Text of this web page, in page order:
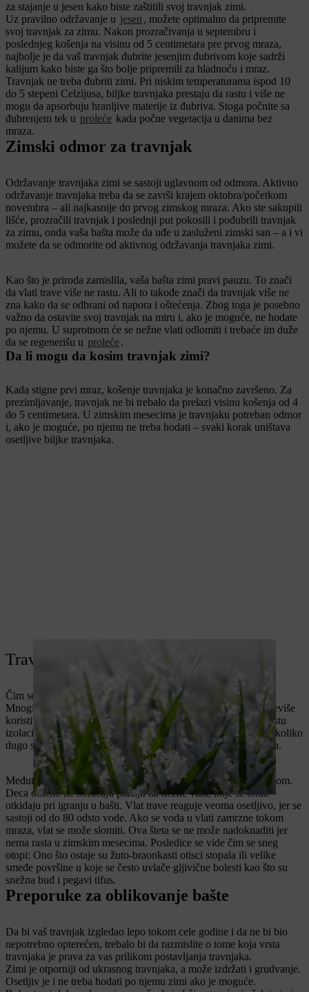
za stajanje u jesen kako biste zaštitili svoj travnjak zimi.
Uz pravilno održavanje u jesen , možete optimalno da pripremite
svoj travnjak za zimu. Nakon prozračivanja u septembru i
poslednjeg košenja na visinu od 5 centimetara pre prvog mraza,
najbolje je da vaš travnjak đubrite jesenjim đubrivom koje sadrži
kalijum kako biste ga što bolje pripremili za hladnoću i mraz.
Travnjak ne treba đubriti zimi. Pri niskim temperaturama ispod 10
do 5 stepeni Celzijusa, biljke travnjaka prestaju da rastu i više ne
mogu da apsorbuju hranljive materije iz đubriva. Stoga počnite sa
đubrenjem tek u proleće kada počne vegetacija u danima bez
mraza.
Zimski odmor za travnjak
Održavanje travnjaka zimi se sastoji uglavnom od odmora. Aktivno
održavanje travnjaka treba da se završi krajem oktobra/početkom
novembra – ali najkasnije do prvog zimskog mraza. Ako ste sakupili
lišće, prozračili travnjak i poslednji put pokosili i pođubrili travnjak
za zimu, onda vaša bašta može da uđe u zasluženi zimski san – a i vi
možete da se odmorite od aktivnog održavanja travnjaka zimi.
Kao što je priroda zamislila, vaša bašta zimi pravi pauzu. To znači
da vlati trave više ne rastu. Ali to takođe znači da travnjak više ne
zna kako da se odbrani od napora i oštećenja. Zbog toga je posebno
važno da ostavite svoj travnjak na miru i, ako je moguće, ne hodate
po njemu. U suprotnom će se nežne vlati odlomiti i trebaće im duže
da se regenerišu u proleće.
Da li mogu da kosim travnjak zimi?
Kada stigne prvi mraz, košenje travnjaka je konačno završeno. Za
prezimljavanje, travnjak ne bi trebalo da prelazi visinu košenja od 4
do 5 centimetara. U zimskim mesecima je travnjaku potreban odmor
i, ako je moguće, po njemu ne treba hodati – svaki korak uništava
osetljive biljke travnjaka.
Travnjak zimi: Mraz i sneg
Čim se mraz proširi po travnjaku, travnjak je posebno osetljiv.
Mnogi znaju da za to vreme ne treba hodati po njemu ili ga previše
koristiti. Ako je trava prekrivena snegom, ona formira neku vrstu
izolacije koja štiti vlati od mraza i ledenih vetrova. Bez obzira koliko
dugo sneg prekriva tlo: Ostavite ga da leži i ne gazite po njemu.
Međutim, to nije uvek tako lako, posebno kod porodica sa decom.
Deca obično ne obraćaju pažnju na nežne vlati, koje se onda
otkidaju pri igranju u bašti. Vlat trave reaguje veoma osetljivo, jer se
sastoji od do 80 odsto vode. Ako se voda u vlati zamrzne tokom
mraza, vlat se može slomiti. Ova šteta se ne može nadoknaditi jer
nema rasta u zimskim mesecima. Posledice se vide čim se sneg
otopi: Ono što ostaje su žuto-braonkasti otisci stopala ili velike
smeđe površine u koje se često uvlače gljivične bolesti kao što su
snežna buđ i pegavi tifus.
Preporuke za oblikovanje bašte
Da bi vaš travnjak izgledao lepo tokom cele godine i da ne bi bio
nepotrebno opterećen, trebalo bi da razmislite o tome koja vrsta
travnjaka je prava za vas prilikom postavljanja travnjaka.
Zimi je otporniji od ukrasnog travnjaka, a može izdržati i grudvanje.
Osetljiv je i ne treba hodati po njemu zimi ako je moguće.